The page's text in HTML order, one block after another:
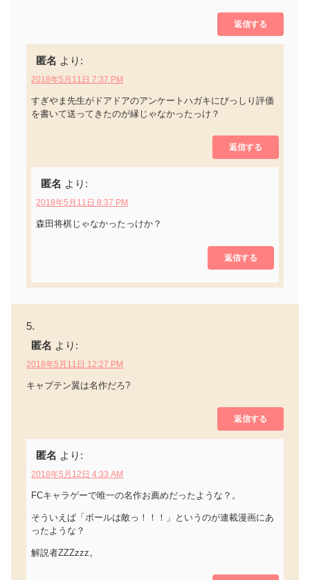
返信する
匿名 より:
2018年5月11日 7:37 PM
すぎやま先生がドアドアのアンケートハガキにびっしり評価
を書いて送ってきたのが縁じゃなかったっけ？
返信する
匿名 より:
2018年5月11日 8:37 PM
森田将棋じゃなかったっけか？
返信する
匿名 より:
2018年5月11日 12:27 PM
キャプテン翼は名作だろ?
返信する
匿名 より:
2018年5月12日 4:33 AM
FCキャラゲーで唯一の名作お薦めだったような？。
そういえば「ボールは敵っ！！！」というのが連載漫画にあ
ったような？
解説者ZZZzzz。